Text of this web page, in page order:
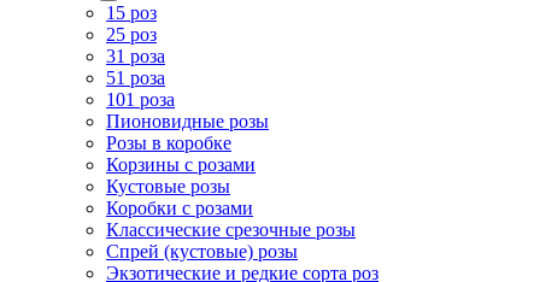
15 роз
25 роз
31 роза
51 роза
101 роза
Пионовидные розы
Розы в коробке
Корзины с розами
Кустовые розы
Коробки с розами
Классические срезочные розы
Спрей (кустовые) розы
Экзотические и редкие сорта роз